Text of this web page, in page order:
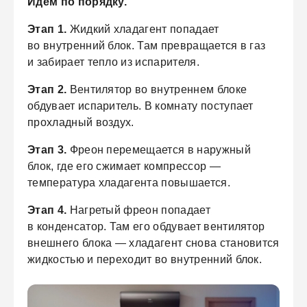
Этап 1. Жидкий хладагент попадает
во внутренний блок. Там превращается в газ
и забирает тепло из испарителя.
Этап 2. Вентилятор во внутреннем блоке
обдувает испаритель. В комнату поступает
прохладный воздух.
Этап 3. Фреон перемещается в наружный
блок, где его сжимает компрессор —
температура хладагента повышается.
Этап 4. Нагретый фреон попадает
в конденсатор. Там его обдувает вентилятор
внешнего блока — хладагент снова становится
жидкостью и переходит во внутренний блок.